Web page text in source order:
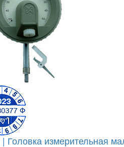
измерительная